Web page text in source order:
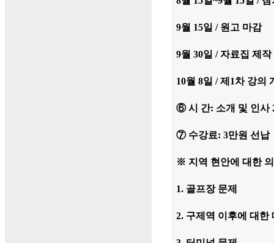
9월 15일 / 원고 마감
9월 30일 / 자료집 제작
10월 8일 / 제1차 강의
⑥ 시 간: 소개 및 인사
⑦ 수강료: 3만원 선납
※ 지역 현안에 대한
1. 골프장 문제
2. 구제역 이후에 대한